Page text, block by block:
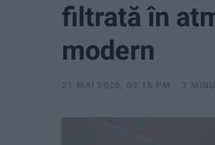
filtrată în
modern
21 MAI 2026, 03:15 PM 3